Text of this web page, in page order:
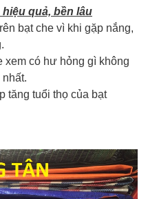
quả, bền lâu
bạt che vì khi gặp nắng,
xem có hư hỏng gì không
tăng tuổi thọ của bạt